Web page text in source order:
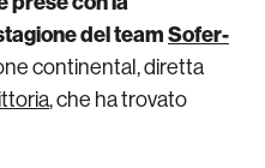
del teamSofer-
continental, diretta
, che ha trovato